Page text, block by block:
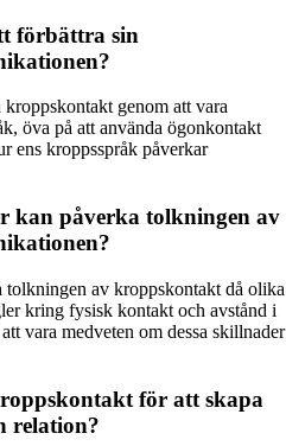
förbättra sin
genom att vara
öva på att använda ögonkontakt
ens kroppsspråk påverkar
kan påverka tolkningen av
av kroppskontakt då olika
kring fysisk kontakt och avstånd i
vara medveten om dessa skillnader
för att skapa
relation?